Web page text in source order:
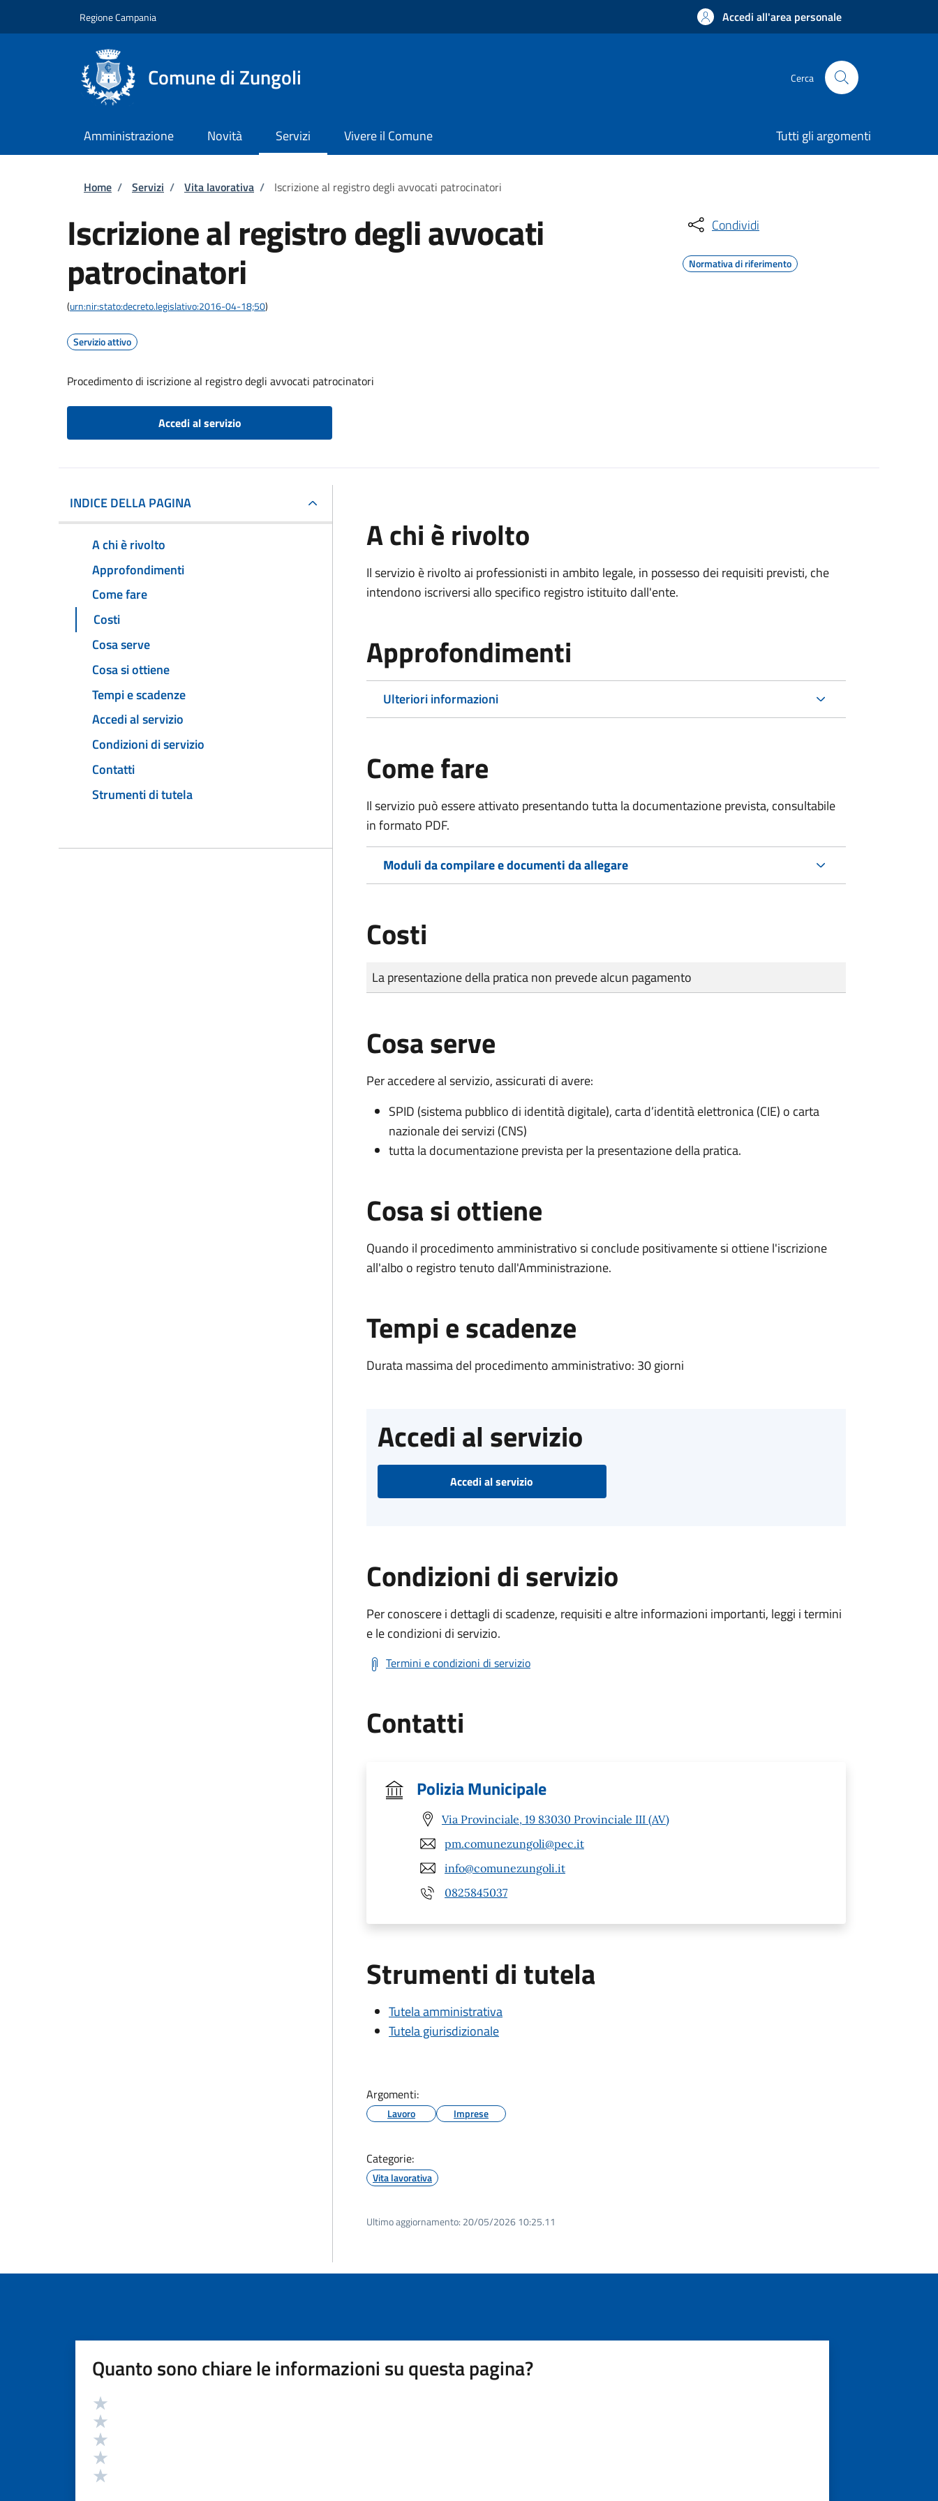
Regione Campania Accedi all'area personale
Comune di Zungoli Cerca
Amministrazione Novità Servizi Vivere il Comune Tutti gli argomenti
Briciole di pane
Home / Servizi / Vita lavorativa / Iscrizione al registro degli avvocati patrocinatori
Iscrizione al registro degli avvocati
patrocinatori
(urn:nir:stato:decreto.legislativo:2016-04-18;50)
Servizio attivo
Procedimento di iscrizione al registro degli avvocati patrocinatori
Accedi al servizio
Condividi
Normativa di riferimento
INDICE DELLA PAGINA
A chi è rivolto
Approfondimenti
Come fare
Costi
Cosa serve
Cosa si ottiene
Tempi e scadenze
Accedi al servizio
Condizioni di servizio
Contatti
Strumenti di tutela
A chi è rivolto
Il servizio è rivolto ai professionisti in ambito legale, in possesso dei requisiti previsti, che
intendono iscriversi allo specifico registro istituito dall'ente.
Approfondimenti
Ulteriori informazioni
Come fare
Il servizio può essere attivato presentando tutta la documentazione prevista, consultabile
in formato PDF.
Moduli da compilare e documenti da allegare
Costi
Tipo di pagamento
Importo
La presentazione della pratica non prevede alcun pagamento
Cosa serve
Per accedere al servizio, assicurati di avere:
SPID (sistema pubblico di identità digitale), carta d’identità elettronica (CIE) o carta
nazionale dei servizi (CNS)
tutta la documentazione prevista per la presentazione della pratica.
Cosa si ottiene
Quando il procedimento amministrativo si conclude positivamente si ottiene l'iscrizione
all'albo o registro tenuto dall'Amministrazione.
Tempi e scadenze
Durata massima del procedimento amministrativo: 30 giorni
Accedi al servizio
Accedi al servizio
Condizioni di servizio
Per conoscere i dettagli di scadenze, requisiti e altre informazioni importanti, leggi i termini
e le condizioni di servizio.
Termini e condizioni di servizio
Contatti
Polizia Municipale
Via Provinciale, 19 83030 Provinciale III (AV)
pm.comunezungoli@pec.it
info@comunezungoli.it
0825845037
Strumenti di tutela
Tutela amministrativa
Tutela giurisdizionale
Argomenti:
Lavoro Imprese
Categorie:
Vita lavorativa
Ultimo aggiornamento: 20/05/2026 10:25.11
Quanto sono chiare le informazioni su questa pagina?
Valutazione